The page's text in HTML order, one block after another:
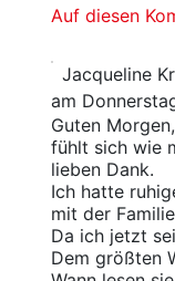
Auf diesen
Jacqueline
am
Guten
fühlt sich wie
lieben Dank.
Ich hatte
mit der
Da ich jetzt
Dem größten